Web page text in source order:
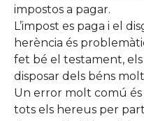
impostos a pagar.
L’impost es paga i el
herència és
fet bé el testament,
disposar dels béns
Un error molt comú és
tots els hereus per